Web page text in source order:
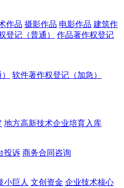
作品 摄影作品 电影作品 建筑作
登记（普通）
作品著作权登记
软件著作权登记（加急）
地方高新技术企业培育入库
投诉 商务合同咨询
小巨人 文创资金 企业技术核心